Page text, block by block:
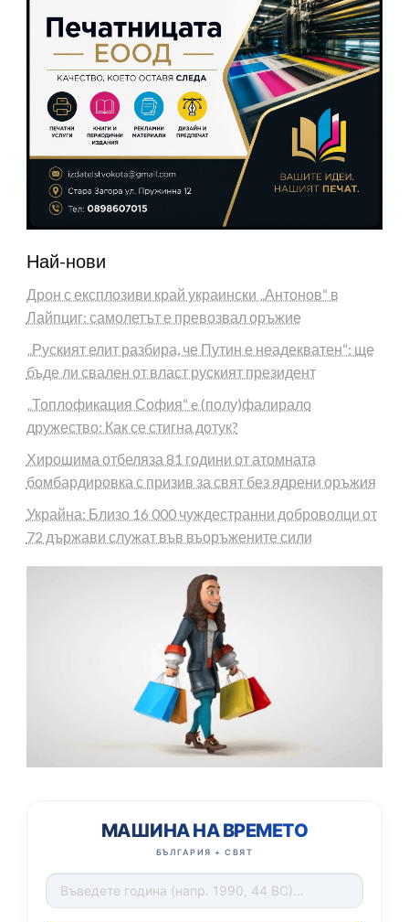
Най-нови
Дрон с експлозиви край украински „Антонов“ в
Лайпциг: самолетът е превозвал оръжие
„Руският елит разбира, че Путин е неадекватен“: ще
бъде ли свален от власт руският президент
„Топлофикация София“ e (полу)фалирало
дружество: Как се стигна дотук?
Хирошима отбеляза 81 години от атомната
бомбардировка с призив за свят без ядрени оръжия
Украйна: Близо 16 000 чуждестранни доброволци от
72 държави служат във въоръжените сили
МАШИНА НА ВРЕМЕТО
БЪЛГАРИЯ + СВЯТ